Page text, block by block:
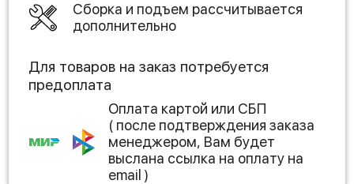
Сборка и подъем рассчитывается
дополнительно
Для товаров на заказ потребуется
предоплата
Оплата картой или СБП
( после подтверждения заказа
менеджером, Вам будет
выслана ссылка на оплату на
email )